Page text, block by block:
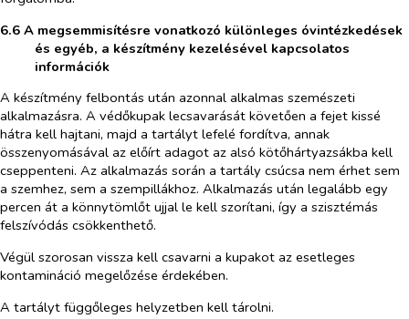
6.6 A megsemmisítésre vonatkozó különleges óvintézkedések
és egyéb, a készítmény kezelésével kapcsolatos
információk
A készítmény felbontás után azonnal alkalmas szemészeti
alkalmazásra. A védőkupak lecsavarását követően a fejet kissé
hátra kell hajtani, majd a tartályt lefelé fordítva, annak
összenyomásával az előírt adagot az alsó kötőhártyazsákba kell
cseppenteni. Az alkalmazás során a tartály csúcsa nem érhet sem
a szemhez, sem a szempillákhoz. Alkalmazás után legalább egy
percen át a könnytömlőt ujjal le kell szorítani, így a szisztémás
felszívódás csökkenthető.
Végül szorosan vissza kell csavarni a kupakot az esetleges
kontamináció megelőzése érdekében.
A tartályt függőleges helyzetben kell tárolni.